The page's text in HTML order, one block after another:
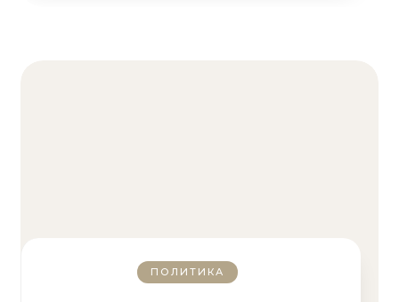
ПОЛИТИКА